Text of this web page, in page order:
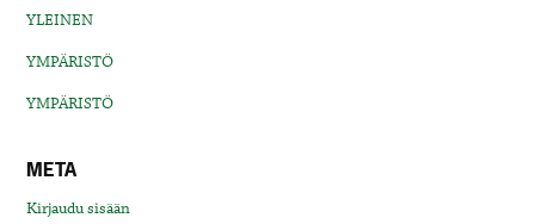
YLEINEN
YMPÄRISTÖ
YMPÄRISTÖ
META
Kirjaudu sisään